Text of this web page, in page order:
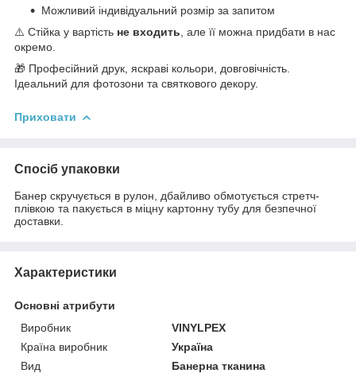
Можливий індивідуальний розмір за запитом
⚠️ Стійка у вартість не входить , але її можна придбати в нас
окремо.
🎁 Професійний друк, яскраві кольори, довговічність.
Ідеальний для фотозони та святкового декору.
Приховати
Спосіб упаковки
Банер скручується в рулон, дбайливо обмотується стретч-
плівкою та пакується в міцну картонну тубу для безпечної
доставки.
Характеристики
Основні атрибути
Виробник
VINYLPEX
Країна виробник
Україна
Вид
Банерна тканина